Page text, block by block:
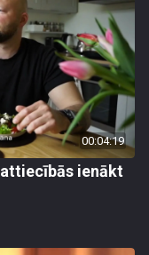
00:04:19
ienākt